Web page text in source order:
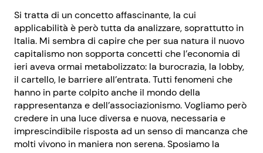
Si tratta di un concetto affascinante, la cui
applicabilità è però tutta da analizzare, soprattutto in
Italia. Mi sembra di capire che per sua natura il nuovo
capitalismo non sopporta concetti che l’economia di
ieri aveva ormai metabolizzato: la burocrazia, la lobby,
il cartello, le barriere all’entrata. Tutti fenomeni che
hanno in parte colpito anche il mondo della
rappresentanza e dell’associazionismo. Vogliamo però
credere in una luce diversa e nuova, necessaria e
imprescindibile risposta ad un senso di mancanza che
molti vivono in maniera non serena. Sposiamo la